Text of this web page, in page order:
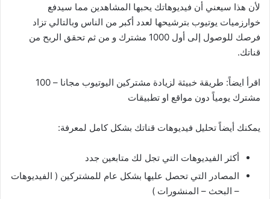
لأن هذا سيعني أن فيديوهاتك يحبها المشاهدين مما سيدفع
خوارزميات يوتيوب بترشيحها لعدد أكبر من الناس وبالتالي تزاد
فرصك للوصول إلى أول 1000 مشترك و من ثم تحقق الربح من
قناتك.
اقرأ ايضاً: طريقة خبيثة لزيادة مشتركين اليوتيوب مجانا – 100
مشترك يومياً دون مواقع او تطبيقات
يمكنك أيضاً تحليل فيديوهات قناتك بشكل كامل لمعرفة:
أكثر الفيديوهات التي تجل لك متابعين جدد
المصادر التي تحصل عليها بشكل عام للمشتركين ( الفيديوهات
– البحث – المنشورات )